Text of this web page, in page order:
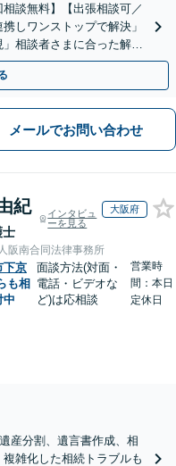
談無料】【出張相談可／
しワンストップで解決」
」相談者さまに合った解決
メールでお問い合わせ
紀
士
インタビュ
ーを見る
大阪府
阪南合同法律事務所
下京
も相
中
面談方法(対面・
電話・ビデオな
ど)は応相談
営業時
間：本日
定休日
産分割、遺言書作成、相
雑化した相続トラブルも